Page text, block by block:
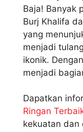
Baja! Banyak
Burj Khalifa
yang
menjadi
ikonik.
menjadi
Dapatkan
Ringan
kekuatan dan